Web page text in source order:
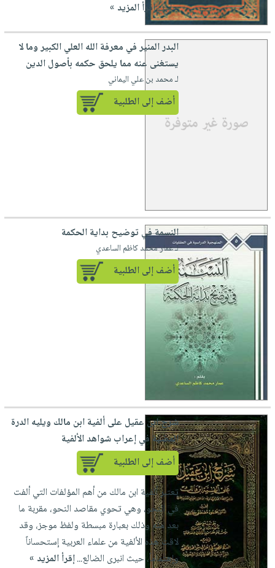
جاب...إقرأ المزيد »
البدر المنير في معرفة الله العلي الكبير وما لا
يستغنى عنه مما يلحق حكمه بأصول الدين
لـ محمد بن علي اليماني
أضف إلى الطلبية
النسمة في توضيح بداية الحكمة
لـ عمار محمد كاظم الساعدي
أضف إلى الطلبية
شرح ابن عقيل على ألفية ابن مالك ويليه الدرة
المضية في إعراب شواهد الألفية
أضف إلى الطلبية
تعتبر ألفية ابن مالك من أهم المؤلفات التي ألفت
في النحو، وهي تحوي مقاصد النحو، مقربة ما
بعد منه وذلك بعبارة مبسطة ولفظ موجز، وقد
لاقت هذه الألفية من علماء العربية إستحساناً
وإهتماماً، حيث انبرى الضالع...إقرأ المزيد »